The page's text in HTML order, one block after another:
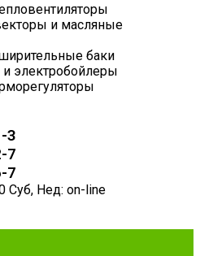
и масляные
баки
электробойлеры
3
7
7
Суб, Нед: on-line